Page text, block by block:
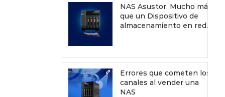
NAS Asustor. Mucho más
que un Dispositivo de
almacenamiento en red.
Errores que cometen los
canales al vender una
NAS